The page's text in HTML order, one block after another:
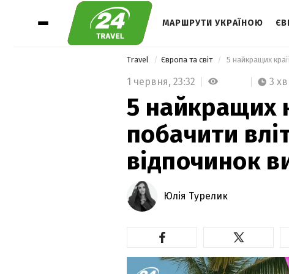
МАРШРУТИ УКРАЇНОЮ
Travel Європа та світ
1 червня, 23:32 3 хв
5 найкращих
побачити
відпочинок
Юлія Турелик